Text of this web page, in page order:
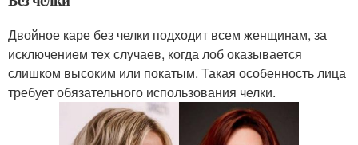
Двойное каре без челки подходит всем женщинам, за
исключением тех случаев, когда лоб оказывается
слишком высоким или покатым. Такая особенность лица
требует обязательного использования челки.